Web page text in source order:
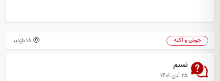
جوش و آکنه 18 بازدید
نسیم
۲۵ آبان ۱۴۰۱